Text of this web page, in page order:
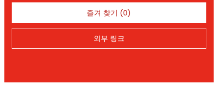
즐겨 찾기 (0)
외부 링크